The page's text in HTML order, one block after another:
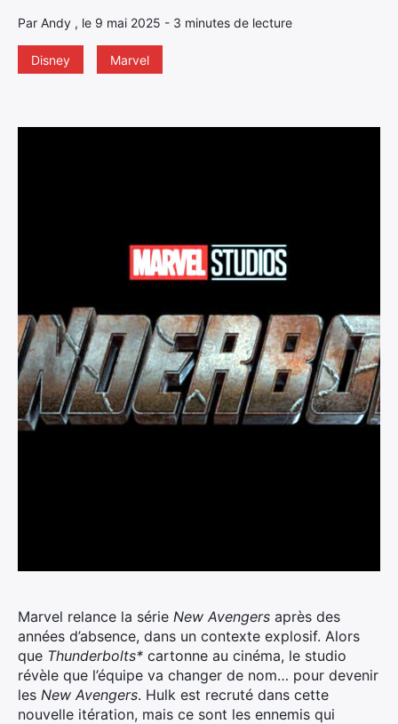
Par Andy , le 9 mai 2025 - 3 minutes de lecture
Disney Marvel
Marvel relance la série New Avengers après des
années d’absence, dans un contexte explosif. Alors
que Thunderbolts* cartonne au cinéma, le studio
révèle que l’équipe va changer de nom… pour devenir
les New Avengers. Hulk est recruté dans cette
nouvelle itération, mais ce sont les ennemis qui